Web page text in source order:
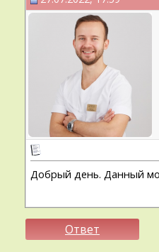
Добрый день. Данный
Ответ